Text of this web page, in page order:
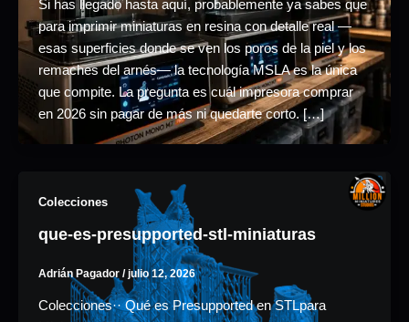
Si has llegado hasta aquí, probablemente ya sabes que
para imprimir miniaturas en resina con detalle real —
esas superficies donde se ven los poros de la piel y los
remaches del arnés— la tecnología MSLA es la única
que compite. La pregunta es cuál impresora comprar
en 2026 sin pagar de más ni quedarte corto. […]
Colecciones
que-es-presupported-stl-miniaturas
Adrián Pagador /julio 12, 2026
Colecciones·· Qué es Presupported en STLpara